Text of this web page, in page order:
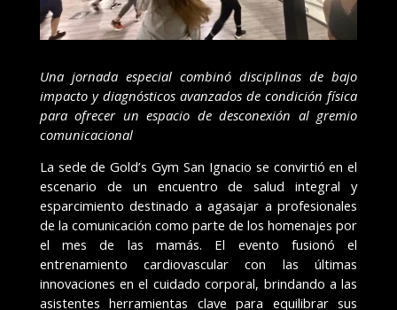
Una jornada especial combinó disciplinas de bajo
impacto y diagnósticos avanzados de condición física
para ofrecer un espacio de desconexión al gremio
comunicacional
La sede de Gold’s Gym San Ignacio se convirtió en el
escenario de un encuentro de salud integral y
esparcimiento destinado a agasajar a profesionales
de la comunicación como parte de los homenajes por
el mes de las mamás. El evento fusionó el
entrenamiento cardiovascular con las últimas
innovaciones en el cuidado corporal, brindando a las
asistentes herramientas clave para equilibrar sus